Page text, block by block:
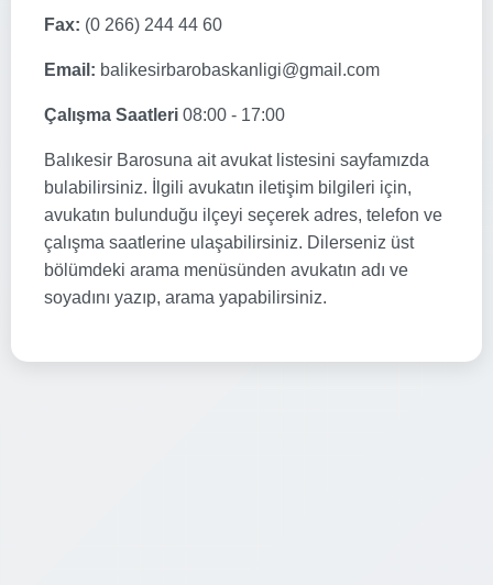
Fax: (0 266) 244 44 60
Email: balikesirbarobaskanligi@gmail.com
Çalışma Saatleri 08:00 - 17:00
Balıkesir Barosuna ait avukat listesini sayfamızda
bulabilirsiniz. İlgili avukatın iletişim bilgileri için,
avukatın bulunduğu ilçeyi seçerek adres, telefon ve
çalışma saatlerine ulaşabilirsiniz. Dilerseniz üst
bölümdeki arama menüsünden avukatın adı ve
soyadını yazıp, arama yapabilirsiniz.